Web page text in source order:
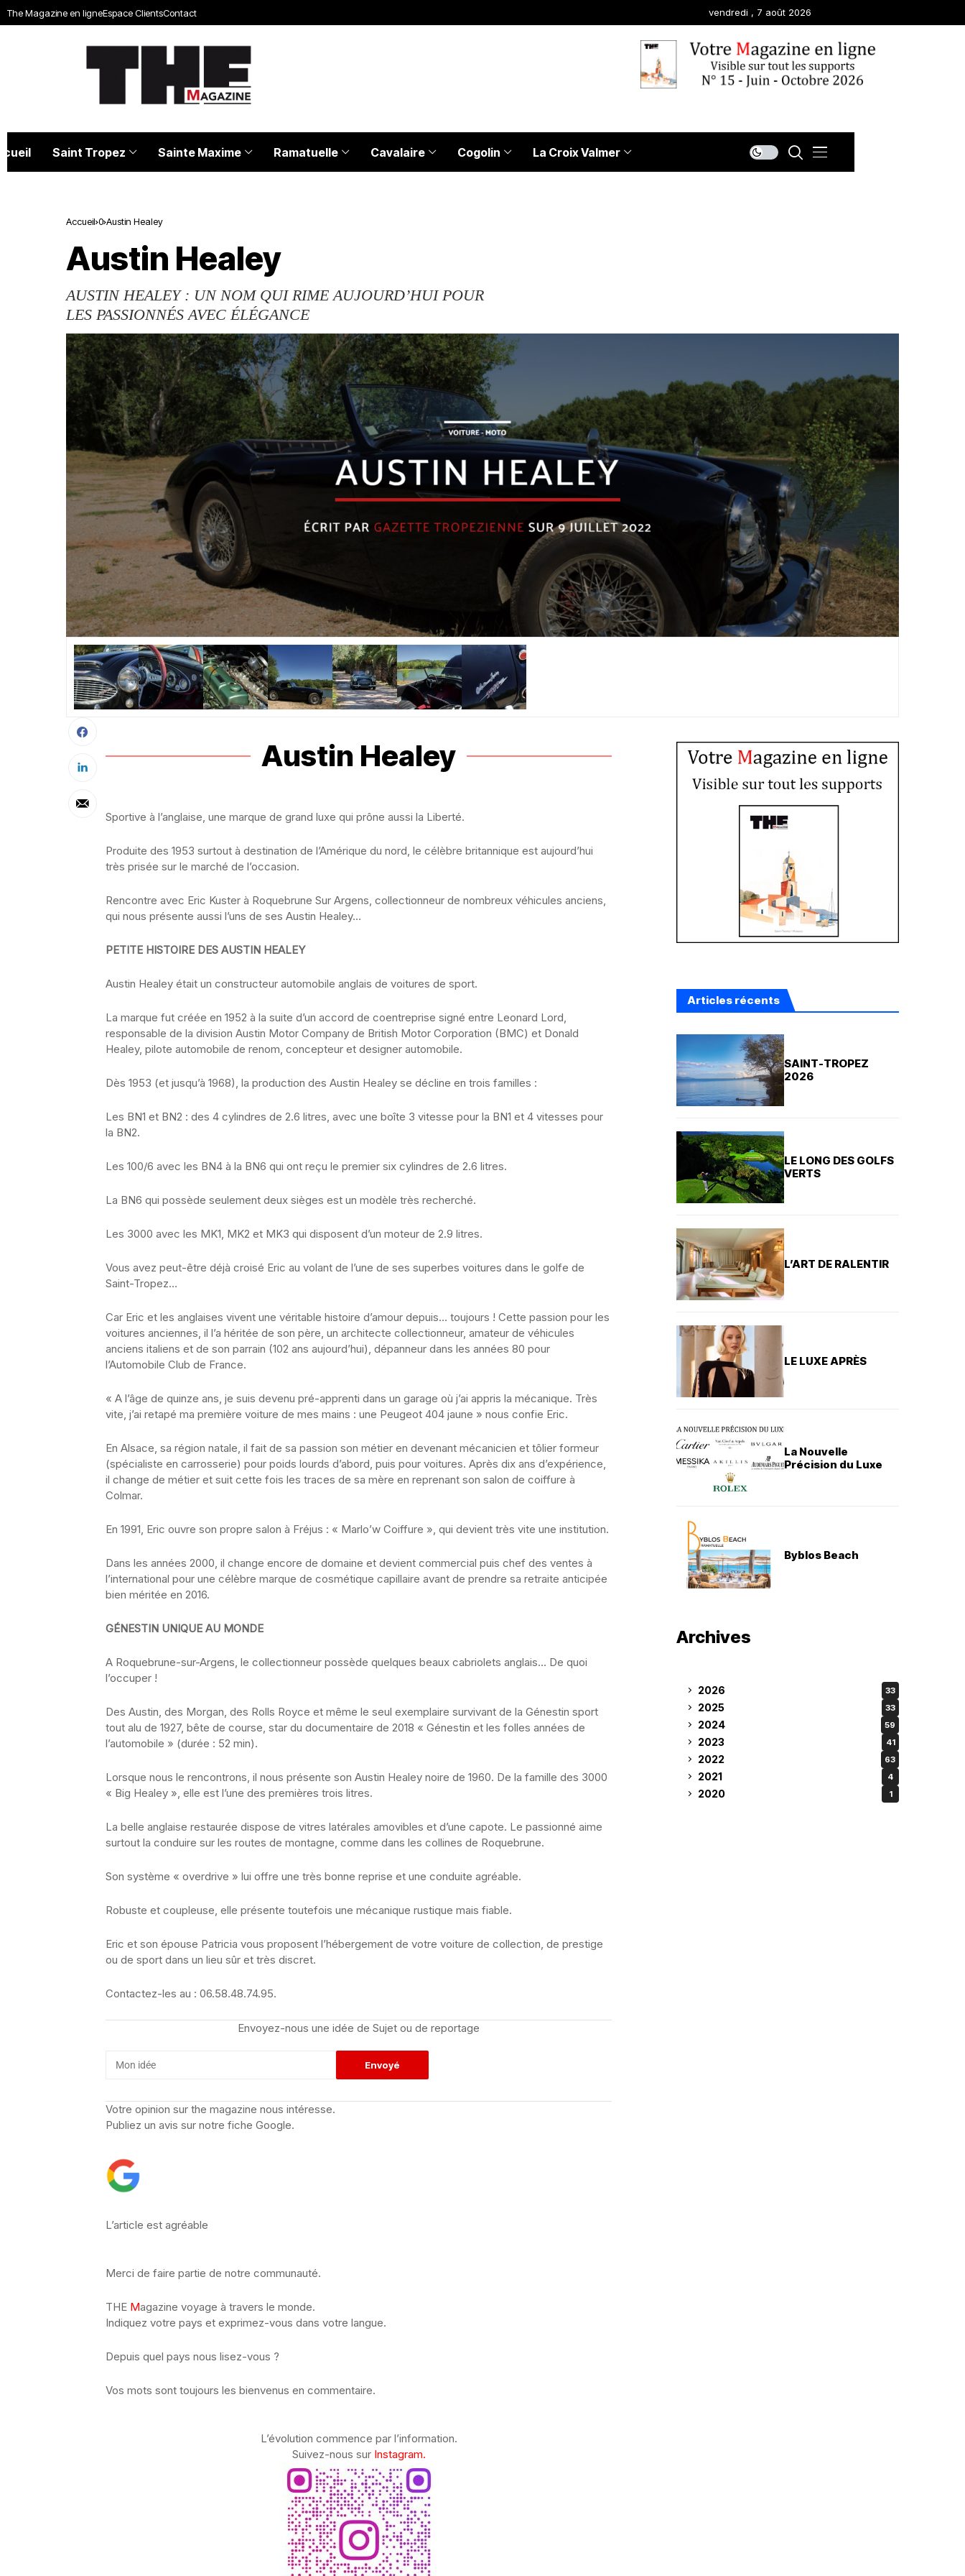
The Magazine en ligneEspace ClientsContact vendredi , 7 août 2026
Saint Tropez Sainte Maxime Ramatuelle Cavalaire Cogolin La Croix Valmer
Accueil 0 Austin Healey
Austin Healey
AUSTIN HEALEY : UN NOM QUI RIME AUJOURD’HUI POUR
LES PASSIONNÉS AVEC ÉLÉGANCE
Austin Healey
Sportive à l’anglaise, une marque de grand luxe qui prône aussi la Liberté.
Produite des 1953 surtout à destination de l’Amérique du nord, le célèbre britannique est aujourd’hui
très prisée sur le marché de l’occasion.
Rencontre avec Eric Kuster à Roquebrune Sur Argens, collectionneur de nombreux véhicules anciens,
qui nous présente aussi l’uns de ses Austin Healey…
PETITE HISTOIRE DES AUSTIN HEALEY
Austin­ Healey était un constructeur automobile anglais de voitures de sport.
La marque fut créée en 1952 à la suite d’un accord de coentreprise signé entre Leonard Lord,
responsable de la division Austin Motor Company de British Motor Corporation (BMC) et Donald
Healey, pilote automobile de renom, concepteur et designer automobile.
Dès 1953 (et jusqu’à 1968), la production des Austin Healey se décline en trois familles :
­Les BN1 et BN2 : des 4 cylindres de 2.6 litres, avec une boîte 3 vitesse pour la BN1 et 4 vitesses pour
la BN2.
­Les 100/6 avec les BN4 à la BN6 qui ont reçu le premier six cylindres de 2.6 litres.
La BN6 qui possède seulement deux sièges est un modèle très recherché.
­Les 3000 avec les MK1, MK2 et MK3 qui disposent d’un moteur de 2.9 litres.
Vous avez peut-être déjà croisé Eric au volant de l’une de ses superbes voitures dans le golfe de
Saint-Tropez…
Car Eric et les anglaises vivent une véritable histoire d’amour depuis… toujours ! Cette passion pour les
voitures anciennes, il l’a héritée de son père, un architecte collectionneur, amateur de véhicules
anciens italiens et de son parrain (102 ans aujourd’hui), dépanneur dans les années 80 pour
l’Automobile Club de France.
« A l’âge de quinze ans, je suis devenu pré-apprenti dans un garage où j’ai appris la mécanique. Très
vite, j’ai retapé ma première voiture de mes mains : une Peugeot 404 jaune » nous confie Eric.
En Alsace, sa région natale, il fait de sa passion son métier en devenant mécanicien et tôlier formeur
(spécialiste en carrosserie) pour poids lourds d’abord, puis pour voitures. Après dix ans d’expérience,
il change de métier et suit cette fois les traces de sa mère en reprenant son salon de coiffure à
Colmar.
En 1991, Eric ouvre son propre salon à Fréjus : « Marlo’w Coiffure », qui devient très vite une institution.
Dans les années 2000, il change encore de domaine et devient commercial puis chef des ventes à
l’international pour une célèbre marque de cosmétique capillaire avant de prendre sa retraite anticipée
bien méritée en 2016.
GÉNESTIN UNIQUE AU MONDE
A Roquebrune-sur-Argens, le collectionneur possède quelques beaux cabriolets anglais… De quoi
l’occuper !
Des Austin, des Morgan, des Rolls Royce et même le seul exemplaire survivant de la Génestin sport
tout alu de 1927, bête de course, star du documentaire de 2018 « Génestin et les folles années de
l’automobile » (durée : 52 min).
Lorsque nous le rencontrons, il nous présente son Austin Healey noire de 1960. De la famille des 3000
« Big Healey », elle est l’une des premières trois litres.
La belle anglaise restaurée dispose de vitres latérales amovibles et d’une capote. Le passionné aime
surtout la conduire sur les routes de montagne, comme dans les collines de Roquebrune.
Son système « overdrive » lui offre une très bonne reprise et une conduite agréable.
Robuste et coupleuse, elle présente toutefois une mécanique rustique mais fiable.
Eric et son épouse Patricia vous proposent l’hébergement de votre voiture de collection, de prestige
ou de sport dans un lieu sûr et très discret.
Contactez-les au : 06.58.48.74.95.
Envoyez-nous une idée de Sujet ou de reportage
Votre opinion sur the magazine nous intéresse.
Publiez un avis sur notre fiche Google.
L’article est agréable
Merci de faire partie de notre communauté.
THE Magazine voyage à travers le monde.
Indiquez votre pays et exprimez-vous dans votre langue.
Depuis quel pays nous lisez-vous ?
Vos mots sont toujours les bienvenus en commentaire.
L’évolution commence par l’information.
Suivez-nous sur Instagram.
Articles récents
SAINT-TROPEZ
2026
LE LONG DES GOLFS
VERTS
L’ART DE RALENTIR
LE LUXE APRÈS
La Nouvelle
Précision du Luxe
Byblos Beach
Archives
2026 33
2025 33
2024 59
2023 41
2022 63
2021 4
2020 1